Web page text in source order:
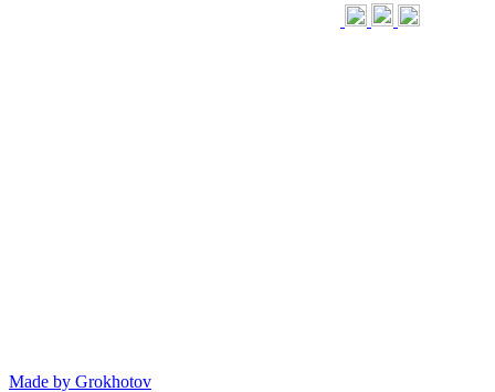
Made by Grokhotov